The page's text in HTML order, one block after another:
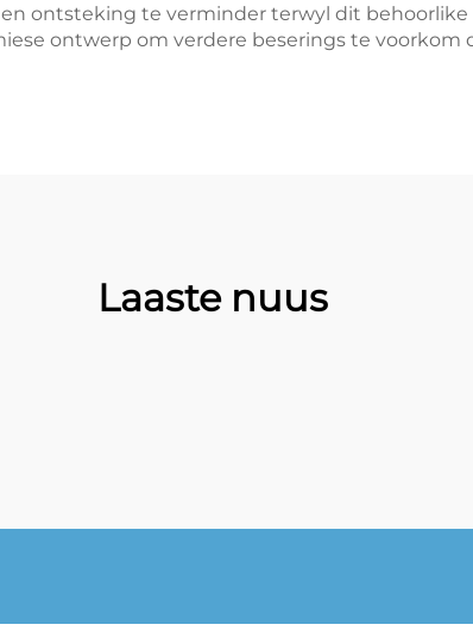
ontsteking te verminder terwyl dit
ontwerp om verdere beserings te
Laaste nuus